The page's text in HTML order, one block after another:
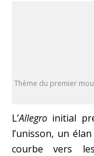
Thème du premier
L’Allegro initial
l’unisson, un
courbe vers